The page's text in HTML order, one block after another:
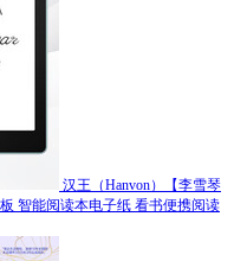
汉王（Hanvon）【李雪琴
智能阅读本电子纸 看书便携阅读